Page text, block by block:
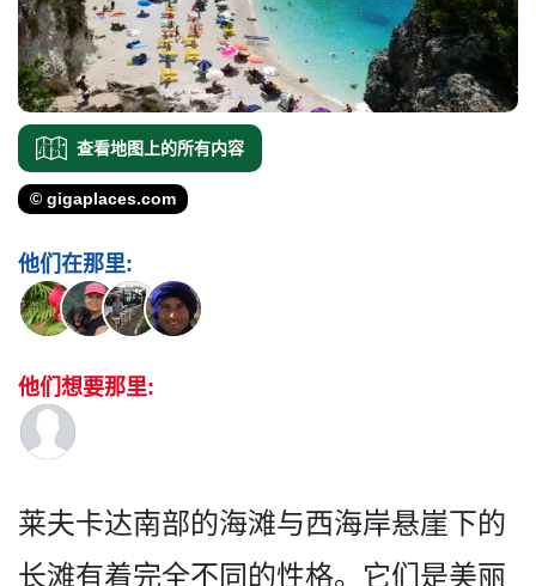
查看地图上的所有内容
© gigaplaces.com
他们在那里:
他们想要那里:
莱夫卡达南部的海滩与西海岸­悬崖下的
长滩有着完全不同的性格。它们是美丽